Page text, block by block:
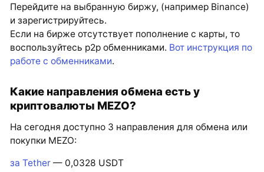
Перейдите на выбранную биржу, (например Binance)
и зарегистрируйтесь.
Если на бирже отсутствует пополнение с карты, то
воспользуйтесь p2p обменниками. Вот инструкция по
работе с обменниками.
Какие направления обмена есть у
криптовалюты MEZO?
На сегодня доступно 3 направления для обмена или
покупки MEZO:
за Tether — 0,0328 USDT